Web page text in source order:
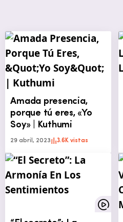
Amada presencia,
porque tú eres, «Yo
Soy» | Kuthumi
29 abril, 2023 3.6K vistas